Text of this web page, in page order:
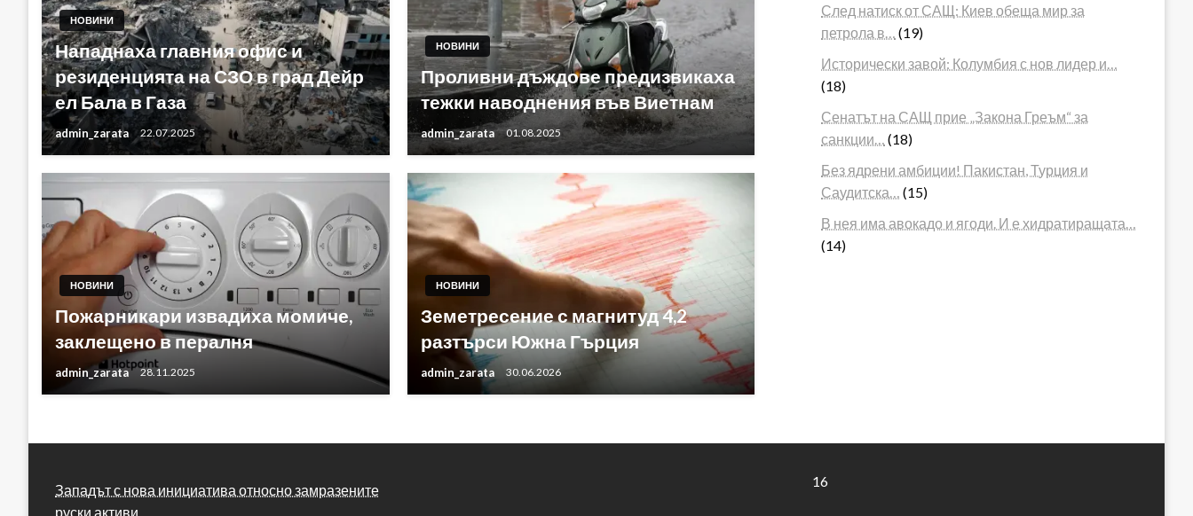
НОВИНИ
Нападнаха главния офис и
резиденцията на СЗО в град Дейр
ел Бала в Газа
admin_zarata 22.07.2025
НОВИНИ
Проливни дъждове предизвикаха
тежки наводнения във Виетнам
admin_zarata 01.08.2025
НОВИНИ
Пожарникари извадиха момиче,
заклещено в пералня
admin_zarata 28.11.2025
НОВИНИ
Земетресение с магнитуд 4,2
разтърси Южна Гърция
admin_zarata 30.06.2026
След натиск от САЩ: Киев обеща мир за
петрола в…
(19)
Исторически завой: Колумбия с нов лидер и…
(18)
Сенатът на САЩ прие „Закона Греъм“ за
санкции…
(18)
Без ядрени амбиции! Пакистан, Турция и
Саудитска…
(15)
В нея има авокадо и ягоди. И е хидратиращата…
(14)
Западът с нова инициатива относно замразените
руски активи
16